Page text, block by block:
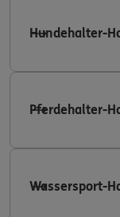
Hundehalter-
Pferdehalter-
Wassersport-